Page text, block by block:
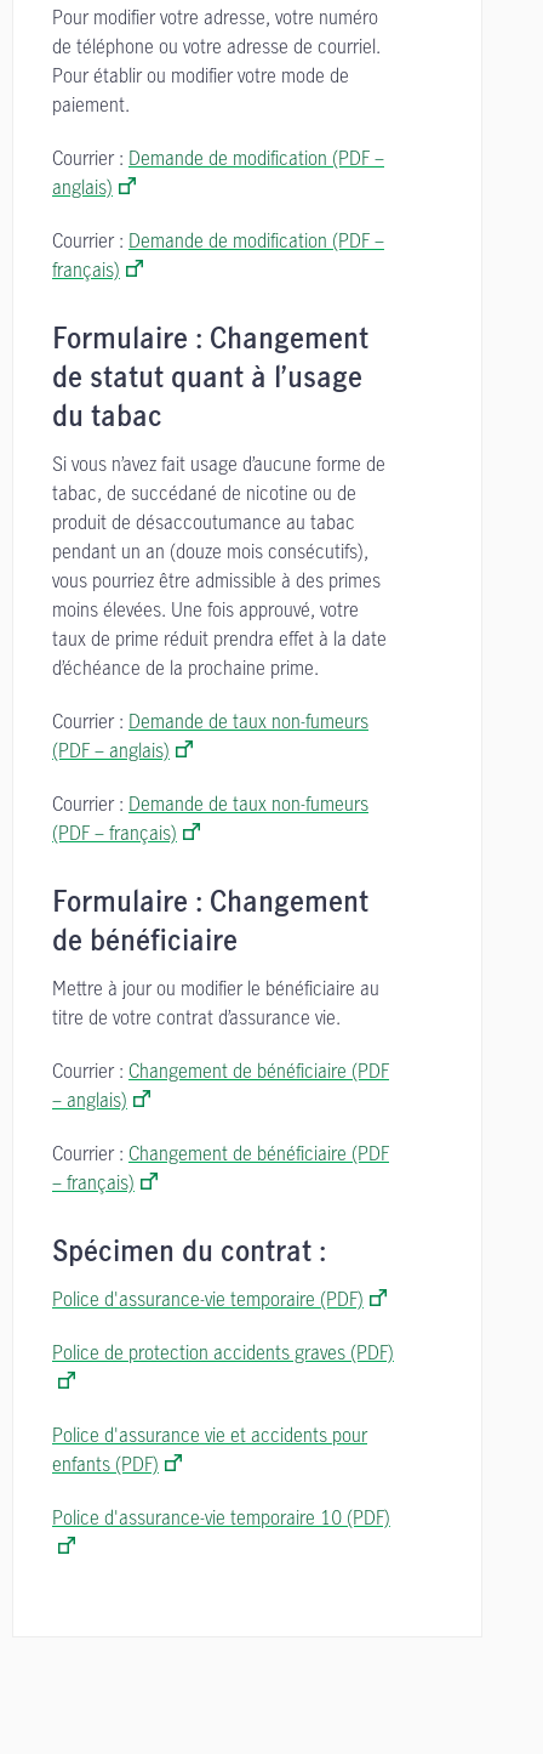
Pour modifier votre adresse, votre numéro
de téléphone ou votre adresse de courriel.
Pour établir ou modifier votre mode de
paiement.
Courrier : Demande de modification (PDF –
anglais)
Courrier : Demande de modification (PDF –
français)
Formulaire : Changement
de statut quant à l’usage
du tabac
Si vous n’avez fait usage d’aucune forme de
tabac, de succédané de nicotine ou de
produit de désaccoutumance au tabac
pendant un an (douze mois consécutifs),
vous pourriez être admissible à des primes
moins élevées. Une fois approuvé, votre
taux de prime réduit prendra effet à la date
d’échéance de la prochaine prime.
Courrier : Demande de taux non-fumeurs
(PDF – anglais)
Courrier : Demande de taux non-fumeurs
(PDF – français)
Formulaire : Changement
de bénéficiaire
Mettre à jour ou modifier le bénéficiaire au
titre de votre contrat d’assurance vie.
Courrier : Changement de bénéficiaire (PDF
– anglais)
Courrier : Changement de bénéficiaire (PDF
– français)
Spécimen du contrat :
Police d'assurance-vie temporaire (PDF)
Police de protection accidents graves (PDF)
Police d'assurance vie et accidents pour
enfants (PDF)
Police d'assurance-vie temporaire 10 (PDF)